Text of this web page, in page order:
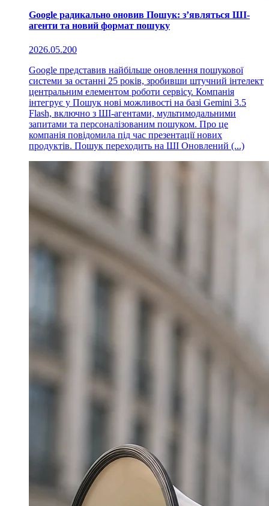
Google радикально оновив Пошук: з’являться ШІ-
агенти та новий формат пошуку
2026.05.200
Google представив найбільше оновлення пошукової
системи за останні 25 років, зробивши штучний інтелект
центральним елементом роботи сервісу. Компанія
інтегрує у Пошук нові можливості на базі Gemini 3.5
Flash, включно з ШІ-агентами, мультимодальними
запитами та персоналізованим пошуком. Про це
компанія повідомила під час презентації нових
продуктів. Пошук переходить на ШІ Оновлений (...)